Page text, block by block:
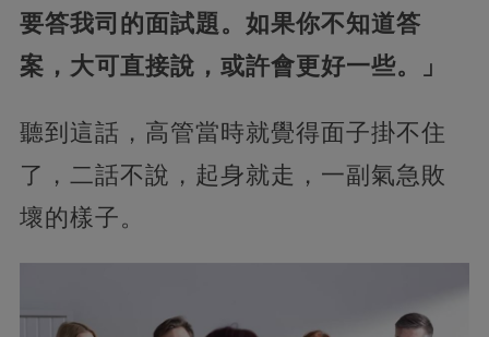
要答我司的面試題。如果你不知道答
案，大可直接說，或許會更好一些。」
聽到這話，高管當時就覺得面子掛不住
了，二話不說，起身就走，一副氣急敗
壞的樣子。